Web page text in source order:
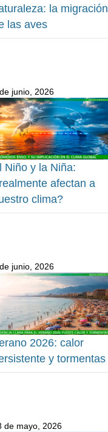
la migración
las aves
junio, 2026
Niño y la Niña:
afectan a
clima?
junio, 2026
2026: calor
y tormentas
de mayo, 2026